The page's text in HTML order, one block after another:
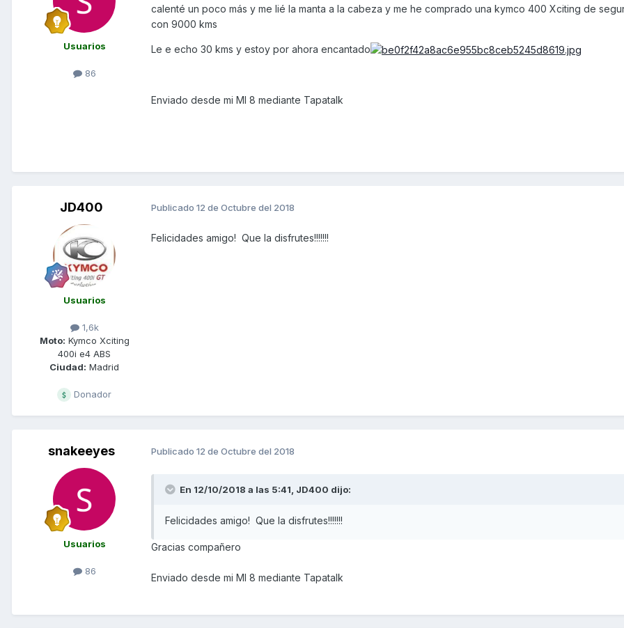
Usuarios
86
calenté un poco más y me lié la manta a la cabeza y me he comprado una kymco 400 Xciting de
con 9000 kms
Le e echo 30 kms y estoy por ahora encantado
Enviado desde mi MI 8 mediante Tapatalk
JD400
Usuarios
1,6k
Moto: Kymco Xciting
400i e4 ABS
Ciudad: Madrid
Donador
Publicado 12 de Octubre del 2018
Felicidades amigo! Que la disfrutes!!!!!!!
snakeeyes
Usuarios
86
Publicado 12 de Octubre del 2018
En 12/10/2018 a las 5:41, JD400 dijo:
Felicidades amigo! Que la disfrutes!!!!!!!
Gracias compañero
Enviado desde mi MI 8 mediante Tapatalk